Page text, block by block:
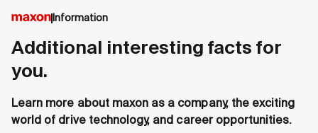
Information
Additional interesting facts for
you.
Learn more about maxon as a company, the exciting
world of drive technology, and career opportunities.